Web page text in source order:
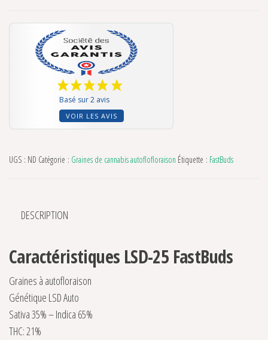
Basé sur 2 avis
VOIR LES AVIS
UGS : ND Catégorie : Graines de cannabis autoflofloraison Étiquette : FastBuds
DESCRIPTION
Caractéristiques LSD-25 FastBuds
Graines à autofloraison
Génétique LSD Auto
Sativa 35% – Indica 65%
THC: 21%